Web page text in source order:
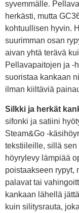
syvemmälle.
herkästi, mutta
kohtuullisen hyvin.
suurimman osan
aivan yhtä terävä
Pellavapaitojen ja -
suoristaa kankaan
ilman kiiltäviä
Silkki ja herkät
sifonki ja satiini
Steam&Go -
tekstiileille, sillä
höyrylevy lämpiää
poistaakseen rypyt,
palavat tai
kankaan lähellä
kuin silitysrauta,